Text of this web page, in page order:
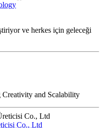
ve herkes için geleceği
and Scalability
Co., Ltd